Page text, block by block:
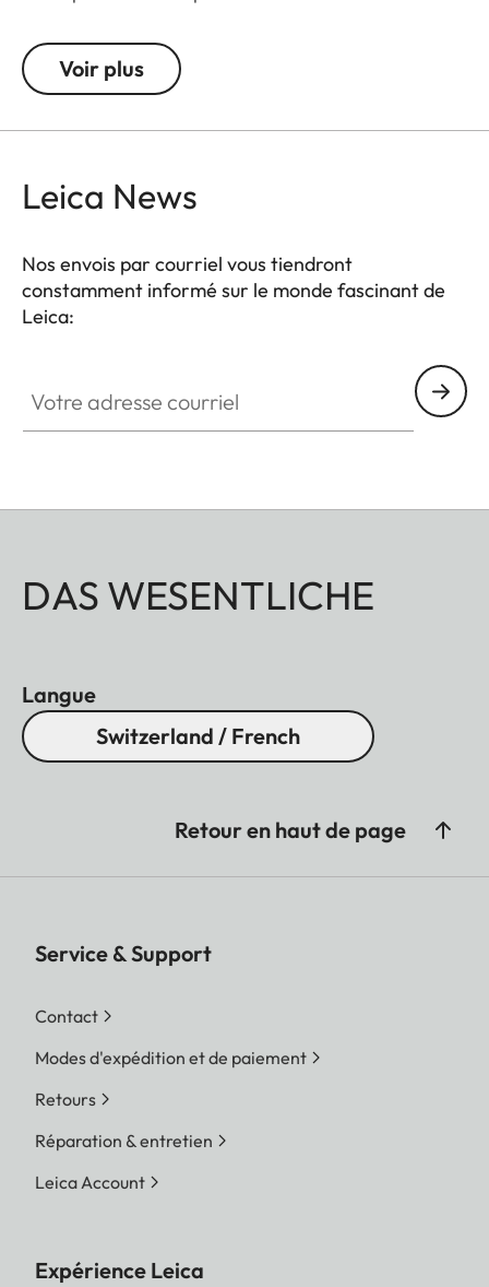
trépied compact peut aussi être utilisé comme
support d'épaule et être appuyé contre un mur ou
Voir plus
Leica News
Nos envois par courriel vous tiendront
constamment informé sur le monde fascinant de
Leica:
DAS WESENTLICHE
Langue
Switzerland / French
Retour en haut de page
Service & Support
Contact
Modes d'expédition et de paiement
Retours
Réparation & entretien
Leica Account
Expérience Leica